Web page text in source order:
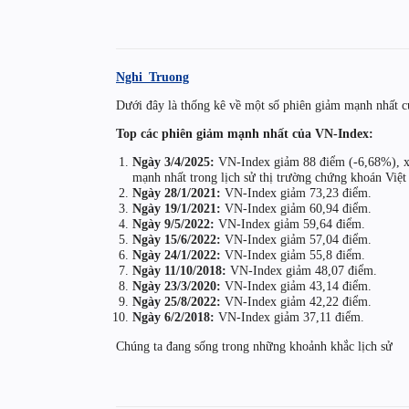
Nghi_Truong
Dưới đây là thống kê về một số phiên giảm mạnh nhất
Top các phiên giảm mạnh nhất của VN-Index:
Ngày 3/4/2025: VN-Index giảm 88 điểm (-6,68%),
mạnh nhất trong lịch sử thị trường chứng khoán
Ngày 28/1/2021: VN-Index giảm 73,23 điểm.​
Ngày 19/1/2021: VN-Index giảm 60,94 điểm.​
Ngày 9/5/2022: VN-Index giảm 59,64 điểm.​
Ngày 15/6/2022: VN-Index giảm 57,04 điểm.​
Ngày 24/1/2022: VN-Index giảm 55,8 điểm.​
Ngày 11/10/2018: VN-Index giảm 48,07 điểm.​
Ngày 23/3/2020: VN-Index giảm 43,14 điểm.​
Ngày 25/8/2022: VN-Index giảm 42,22 điểm.​
Ngày 6/2/2018: VN-Index giảm 37,11 điểm.​
Chúng ta đang sống trong những khoảnh khắc lịch sử